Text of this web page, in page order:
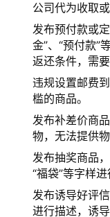
公司代为收取
发布预付款或
金”、“预付款”
返还条件，需
违规设置邮费
槛的商品。
发布补差价商
物，无法提供
发布抽奖商品，
“福袋”等字样
发布诱导好评
进行描述，诱